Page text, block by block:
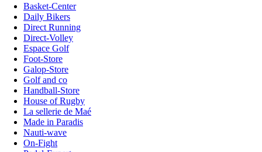
Basket-Center
Daily Bikers
Direct Running
Direct-Volley
Espace Golf
Foot-Store
Galop-Store
Golf and co
Handball-Store
House of Rugby
La sellerie de Maé
Made in Paradis
Nauti-wave
On-Fight